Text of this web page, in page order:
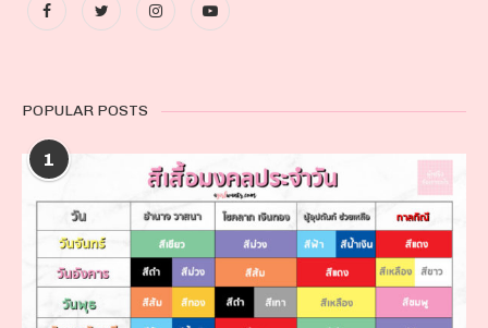
POPULAR POSTS
1